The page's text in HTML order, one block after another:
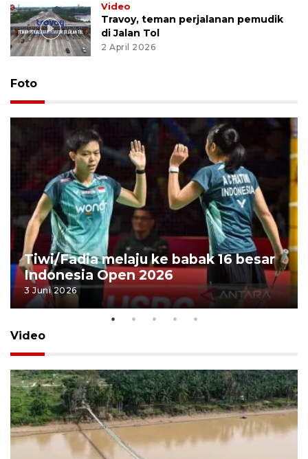
Video
Travoy, teman perjalanan pemudik
di Jalan Tol
2 April 2026
Foto
Tiwi/Fadia melaju ke babak 16 besar
Indonesia Open 2026
3 Juni 2026
Video